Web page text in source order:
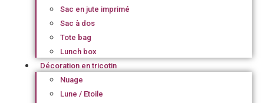
Sac en jute imprimé
Sac à dos
Tote bag
Lunch box
Décoration en tricotin
Nuage
Lune / Etoile